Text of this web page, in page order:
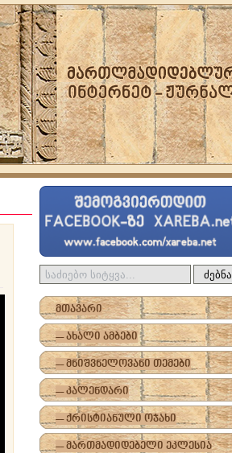
ძებნა
მთავარი
-- ახალი ამბები
-- მნიშვნელოვანი თემები
-- კალენდარი
-- ქრისტიანული ოჯახი
-- მართმადიდებელი ეკლესია